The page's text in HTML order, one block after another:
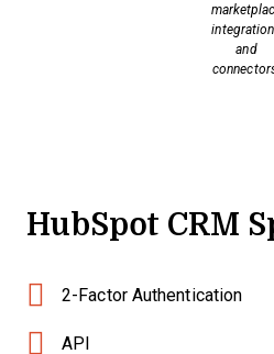
and
HubSpot CRM
2-Factor Authentication
API